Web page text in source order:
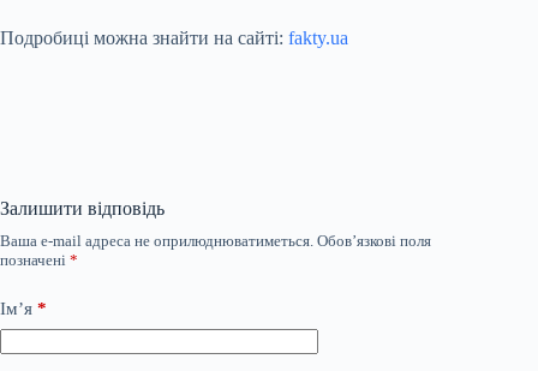
Подробиці можна знайти на сайті: fakty.ua
Залишити відповідь
Ваша e-mail адреса не оприлюднюватиметься. Обов’язкові поля
позначені *
Ім’я *